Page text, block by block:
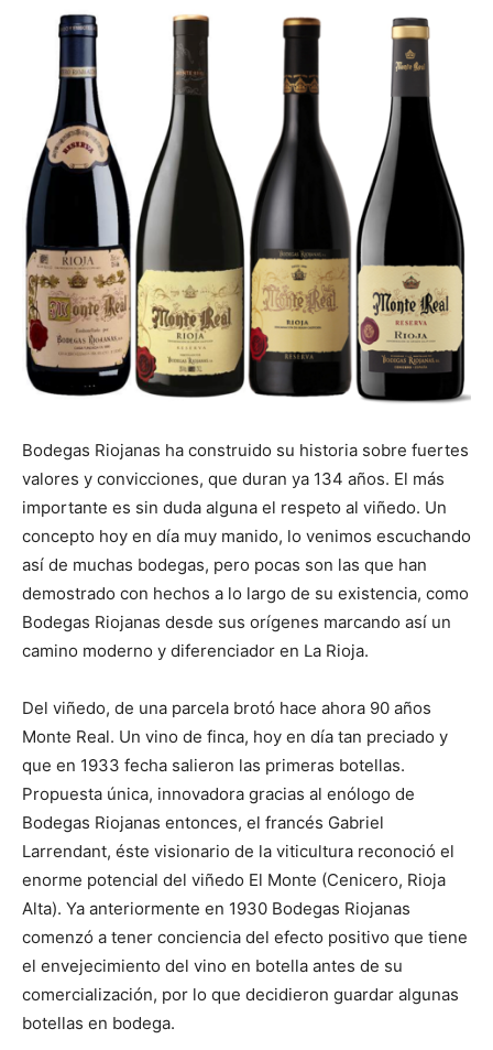
Bodegas Riojanas ha construido su historia sobre fuertes
valores y convicciones, que duran ya 134 años. El más
importante es sin duda alguna el respeto al viñedo. Un
concepto hoy en día muy manido, lo venimos escuchando
así de muchas bodegas, pero pocas son las que han
demostrado con hechos a lo largo de su existencia, como
Bodegas Riojanas desde sus orígenes marcando así un
camino moderno y diferenciador en La Rioja.
Del viñedo, de una parcela brotó hace ahora 90 años
Monte Real. Un vino de finca, hoy en día tan preciado y
que en 1933 fecha salieron las primeras botellas.
Propuesta única, innovadora gracias al enólogo de
Bodegas Riojanas entonces, el francés Gabriel
Larrendant, éste visionario de la viticultura reconoció el
enorme potencial del viñedo El Monte (Cenicero, Rioja
Alta). Ya anteriormente en 1930 Bodegas Riojanas
comenzó a tener conciencia del efecto positivo que tiene
el envejecimiento del vino en botella antes de su
comercialización, por lo que decidieron guardar algunas
botellas en bodega.